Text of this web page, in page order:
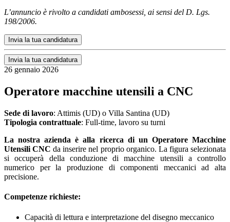
L’annuncio è rivolto a candidati ambosessi, ai sensi del D. Lgs.
198/2006.
Invia la tua candidatura
Invia la tua candidatura
26 gennaio 2026
Operatore macchine utensili a CNC
Sede di lavoro: Attimis (UD) o Villa Santina (UD)
Tipologia contrattuale: Full-time, lavoro su turni
La nostra azienda è alla ricerca di un Operatore Macchine
Utensili CNC da inserire nel proprio organico. La figura selezionata
si occuperà della conduzione di macchine utensili a controllo
numerico per la produzione di componenti meccanici ad alta
precisione.
Competenze richieste:
Capacità di lettura e interpretazione del disegno meccanico